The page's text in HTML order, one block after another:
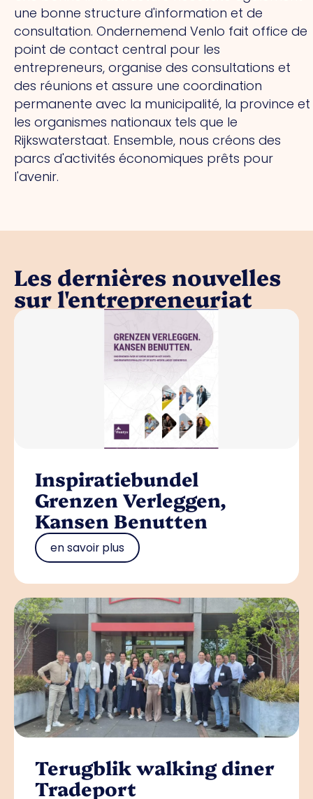
une bonne structure d'information et de
consultation. Ondernemend Venlo fait office de
point de contact central pour les
entrepreneurs, organise des consultations et
des réunions et assure une coordination
permanente avec la municipalité, la province et
les organismes nationaux tels que le
Rijkswaterstaat. Ensemble, nous créons des
parcs d'activités économiques prêts pour
l'avenir.
Les dernières nouvelles
sur l'entrepreneuriat
Inspiratiebundel
Grenzen Verleggen,
Kansen Benutten
en savoir plus
Terugblik walking diner
Tradeport